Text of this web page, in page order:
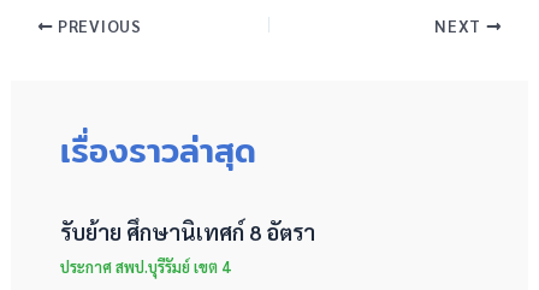
PREVIOUS NEXT
เรื่องราวล่าสุด
รับย้าย ศึกษานิเทศก์ 8 อัตรา
ประกาศ สพป.บุรีรัมย์ เขต 4